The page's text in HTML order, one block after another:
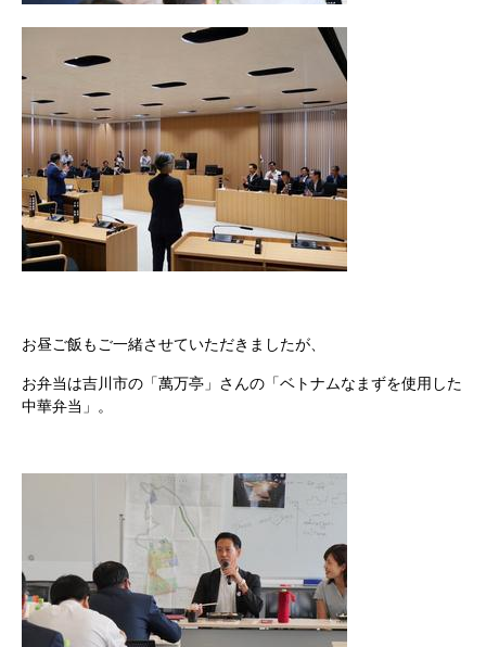
お昼ご飯もご一緒させていただきましたが、
お弁当は吉川市の「萬万亭」さんの「ベトナムなまずを使用した
中華弁当」。